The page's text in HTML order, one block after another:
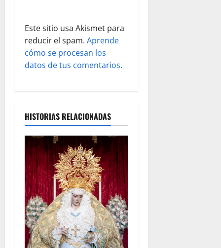
d
a
s
Este sitio usa Akismet para
reducir el spam. Aprende
cómo se procesan los
datos de tus comentarios.
HISTORIAS RELACIONADAS